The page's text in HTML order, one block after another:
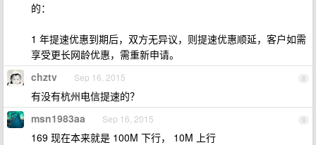
的：
1 年提速优惠到期后，双方无异议，则提速优惠顺延，客户如需
享受更长网龄优惠，需重新申请。
8
chztv Sep 16, 2015
有没有杭州电信提速的？
9
msn1983aa Sep 16, 2015
169 现在本来就是 100M 下行， 10M 上行